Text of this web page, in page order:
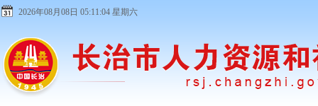
2026年08月08日 05:11:04 星期六